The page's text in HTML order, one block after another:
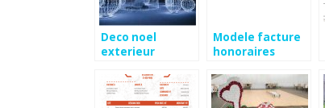
Deco noel
exterieur
Modele facture
honoraires